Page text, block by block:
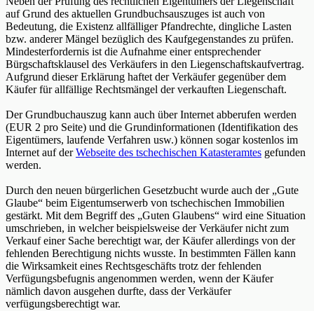
auf Grund des aktuellen Grundbuchsauszuges ist auch von
Bedeutung, die Existenz allfälliger Pfandrechte, dingliche Lasten
bzw. anderer Mängel bezüglich des Kaufgegenstandes zu prüfen.
Mindesterfordernis ist die Aufnahme einer entsprechender
Bürgschaftsklausel des Verkäufers in den Liegenschaftskaufvertrag.
Aufgrund dieser Erklärung haftet der Verkäufer gegenüber dem
Käufer für allfällige Rechtsmängel der verkauften Liegenschaft.
Der Grundbuchauszug kann auch über Internet abberufen werden
(EUR 2 pro Seite) und die Grundinformationen (Identifikation des
Eigentümers, laufende Verfahren usw.) können sogar kostenlos im
Internet auf derWebseite des tschechischen Katasteramtes gefunden
werden.
Durch den neuen bürgerlichen Gesetzbucht wurde auch der „Gute
Glaube“ beim Eigentumserwerb von tschechischen Immobilien
gestärkt. Mit dem Begriff des „Guten Glaubens“ wird eine Situation
umschrieben, in welcher beispielsweise der Verkäufer nicht zum
Verkauf einer Sache berechtigt war, der Käufer allerdings von der
fehlenden Berechtigung nichts wusste. In bestimmten Fällen kann
die Wirksamkeit eines Rechtsgeschäfts trotz der fehlenden
Verfügungsbefugnis angenommen werden, wenn der Käufer
nämlich davon ausgehen durfte, dass der Verkäufer
verfügungsberechtigt war.